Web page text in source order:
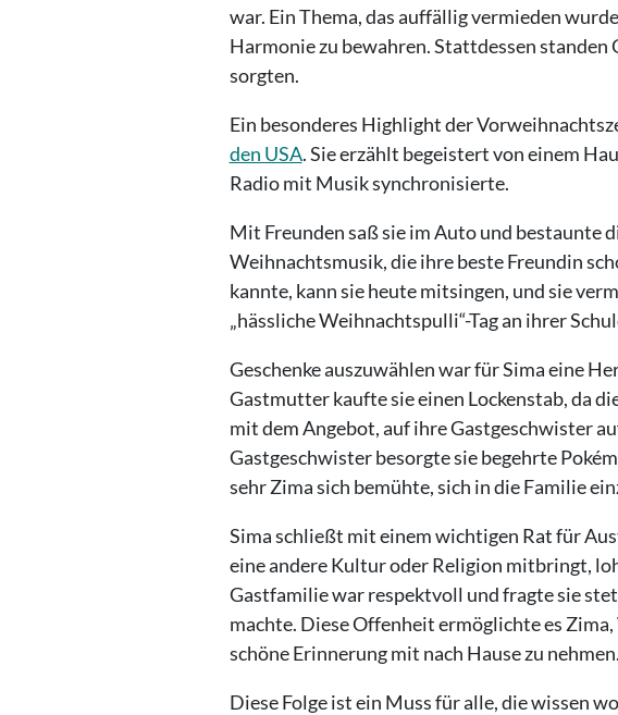
war. Ein Thema, das auffällig vermieden
Harmonie zu bewahren. Stattdessen
sorgten.
Ein besonderes Highlight der
den USA. Sie erzählt begeistert von einem
Radio mit Musik synchronisierte.
Mit Freunden saß sie im Auto und bestaunte
Weihnachtsmusik, die ihre beste Freundin
kannte, kann sie heute mitsingen, und sie
„hässliche Weihnachtspulli“-Tag an ihrer
Geschenke auszuwählen war für Sima eine
Gastmutter kaufte sie einen Lockenstab, da
mit dem Angebot, auf ihre Gastgeschwister
Gastgeschwister besorgte sie begehrte
sehr Zima sich bemühte, sich in die Familie
Sima schließt mit einem wichtigen Rat für
eine andere Kultur oder Religion mitbringt,
Gastfamilie war respektvoll und fragte sie
machte. Diese Offenheit ermöglichte es
schöne Erinnerung mit nach Hause zu nehmen.
Diese Folge ist ein Muss für alle, die wissen